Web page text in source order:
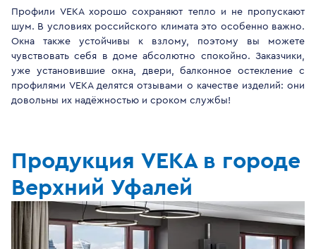
Профили VEKA хорошо сохраняют тепло и не пропускают
шум. В условиях российского климата это особенно важно.
Окна также устойчивы к взлому, поэтому вы можете
чувствовать себя в доме абсолютно спокойно. Заказчики,
уже установившие окна, двери, балконное остекление с
профилями VEKA делятся отзывами о качестве изделий: они
довольны их надёжностью и сроком службы!
Продукция VEKA в городе
Верхний Уфалей